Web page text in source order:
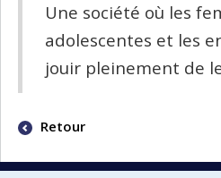
Une société où les
adolescentes et les
jouir pleinement de
Retour